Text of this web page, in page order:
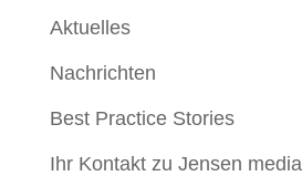
Aktuelles
Nachrichten
Best Practice Stories
Ihr Kontakt zu Jensen media